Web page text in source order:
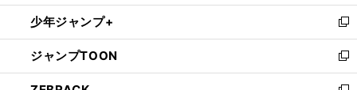
開
く
ウ
で
開
く
ン
ド
ウ
で
開
ウ
ィ
ン
ド
ウ
し
い
ウ
ィ
ン
少年ジャンプ+
新
し
い
ウ
ジャンプTOON
新
し